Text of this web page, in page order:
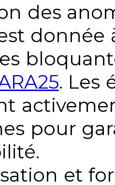
des
donnée
. Les
pour
et